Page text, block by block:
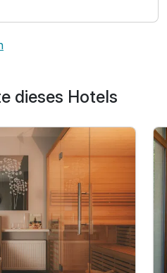
p.P. ab159,08 €
dieses Hotels